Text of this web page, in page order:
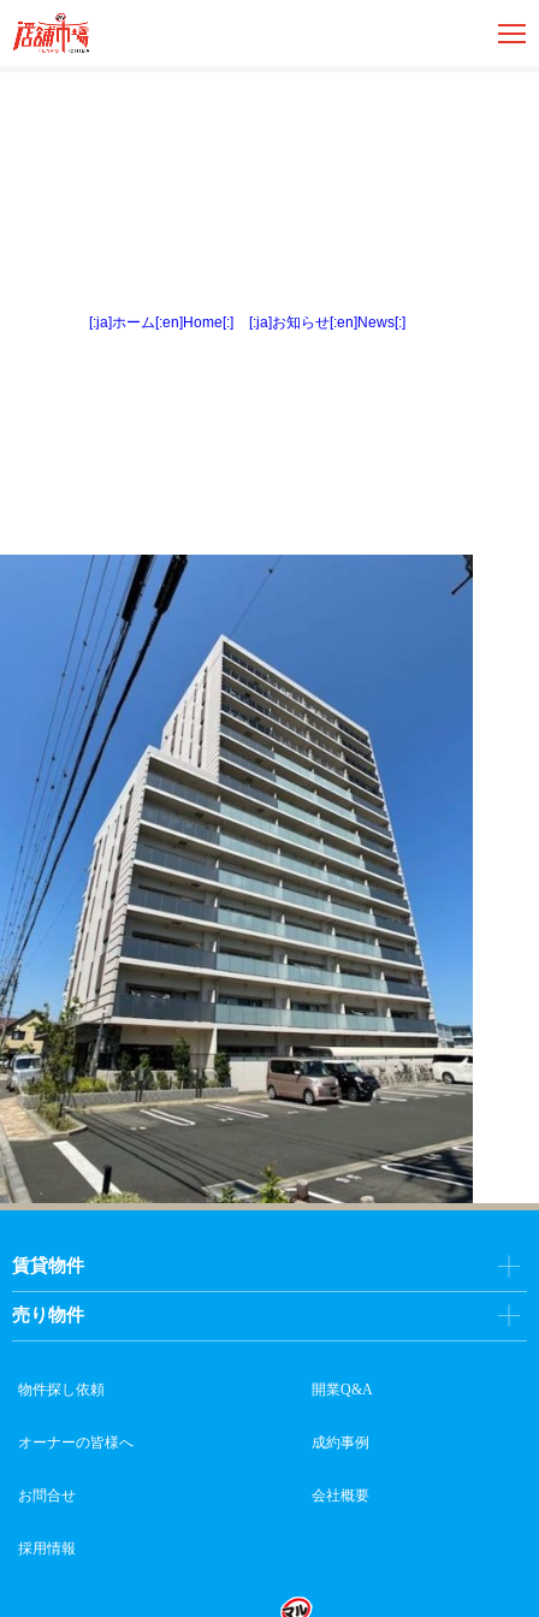
[:ja]ホーム[:en]Home[:] [:ja]お知らせ[:en]News[:]
賃貸物件
売り物件
物件探し依頼 開業Q&A
オーナーの皆様へ 成約事例
お問合せ 会社概要
採用情報